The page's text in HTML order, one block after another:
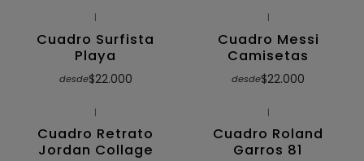
|
Cuadro Surfista
Playa
desde$22.000
|
Cuadro Messi
Camisetas
desde$22.000
|
Cuadro Retrato
Jordan Collage
|
Cuadro Roland
Garros 81